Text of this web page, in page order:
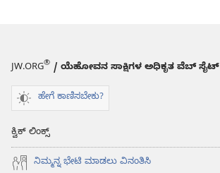
JW.ORG® / ಯೆಹೋವನ ಸಾಕ್ಷಿಗಳ ಅಧಿಕೃತ ವೆಬ್ ಸೈಟ್
ಹೇಗೆ ಕಾಣಿಸಬೇಕು?
ಕ್ವಿಕ್ ಲಿಂಕ್ಸ್
ನಿಮ್ಮನ್ನ ಭೇಟಿ ಮಾಡಲು ವಿನಂತಿಸಿ